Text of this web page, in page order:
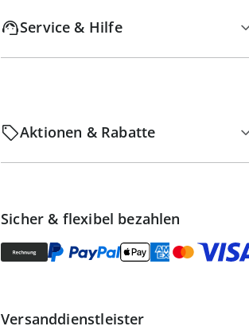
Service & Hilfe
Aktionen & Rabatte
Sicher & flexibel bezahlen
Versanddienstleister